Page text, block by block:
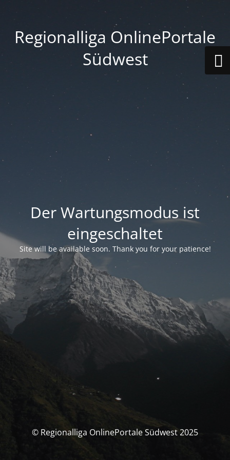
Regionalliga OnlinePortale
Südwest
Der Wartungsmodus ist
eingeschaltet
Site will be available soon. Thank you for your patience!
© Regionalliga OnlinePortale Südwest 2025